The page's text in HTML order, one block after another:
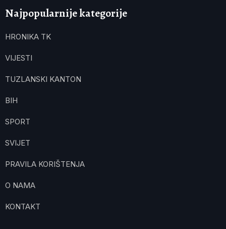
Najpopularnije kategorije
HRONIKA TK
VIJESTI
TUZLANSKI KANTON
BIH
SPORT
SVIJET
PRAVILA KORIŠTENJA
O NAMA
KONTAKT